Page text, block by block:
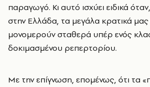
παραγωγό. Κι αυτό ισχύει ειδικά
στην Ελλάδα, τα μεγάλα κρατικά
μονομερούν σταθερά υπέρ ενός
δοκιμασμένου ρεπερτορίου.
Με την επίγνωση, επομένως, ότι τα